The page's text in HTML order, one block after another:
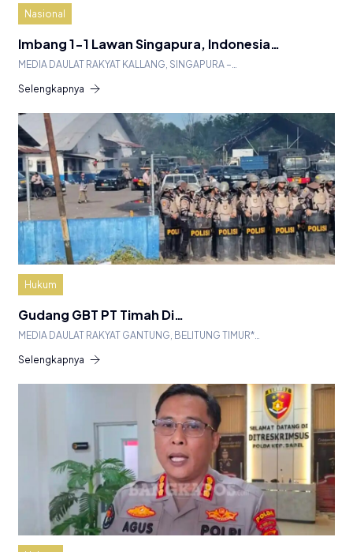
Nasional
Imbang 1-1 Lawan Singapura, Indonesia…
MEDIA DAULAT RAKYAT KALLANG, SINGAPURA –…
Selengkapnya
Hukum
Gudang GBT PT Timah Di…
MEDIA DAULAT RAKYAT GANTUNG, BELITUNG TIMUR*…
Selengkapnya